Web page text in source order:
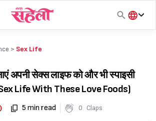
हिंदी
> Sex Life
अपनी सेक्स लाइफ को और भी स्पाइसी
Life With These Love Foods)
5 min read 0 Claps